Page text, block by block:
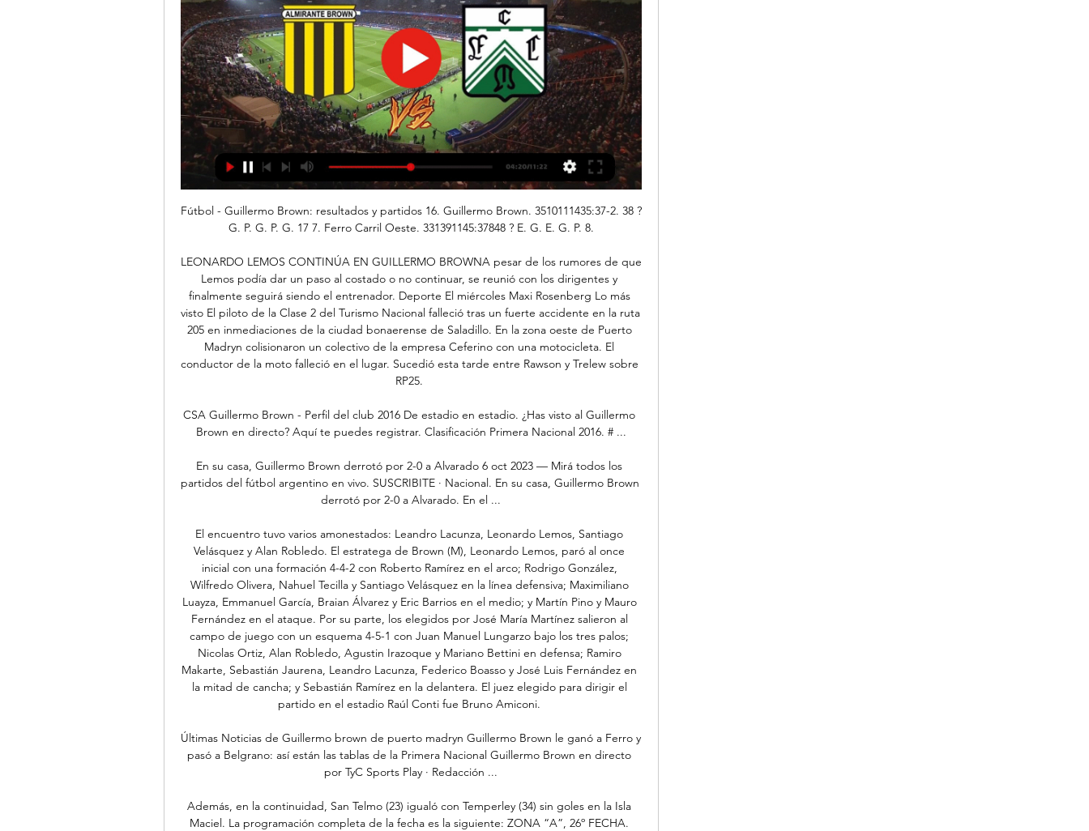
Fútbol - Guillermo Brown: resultados y partidos 16. Guillermo Brown. 3510111435:37-2. 38 ?
G. P. G. P. G. 17 7. Ferro Carril Oeste. 331391145:37848 ? E. G. E. G. P. 8.
LEONARDO LEMOS CONTINÚA EN GUILLERMO BROWNA pesar de los rumores de que
Lemos podía dar un paso al costado o no continuar, se reunió con los dirigentes y
finalmente seguirá siendo el entrenador. Deporte El miércoles Maxi Rosenberg Lo más
visto El piloto de la Clase 2 del Turismo Nacional falleció tras un fuerte accidente en la ruta
205 en inmediaciones de la ciudad bonaerense de Saladillo. En la zona oeste de Puerto
Madryn colisionaron un colectivo de la empresa Ceferino con una motocicleta. El
conductor de la moto falleció en el lugar. Sucedió esta tarde entre Rawson y Trelew sobre
RP25.
CSA Guillermo Brown - Perfil del club 2016 De estadio en estadio. ¿Has visto al Guillermo
Brown en directo? Aquí te puedes registrar. Clasificación Primera Nacional 2016. # ...
En su casa, Guillermo Brown derrotó por 2-0 a Alvarado 6 oct 2023 — Mirá todos los
partidos del fútbol argentino en vivo. SUSCRIBITE · Nacional. En su casa, Guillermo Brown
derrotó por 2-0 a Alvarado. En el ...
El encuentro tuvo varios amonestados: Leandro Lacunza, Leonardo Lemos, Santiago
Velásquez y Alan Robledo. El estratega de Brown (M), Leonardo Lemos, paró al once
inicial con una formación 4-4-2 con Roberto Ramírez en el arco; Rodrigo González,
Wilfredo Olivera, Nahuel Tecilla y Santiago Velásquez en la línea defensiva; Maximiliano
Luayza, Emmanuel García, Braian Álvarez y Eric Barrios en el medio; y Martín Pino y Mauro
Fernández en el ataque. Por su parte, los elegidos por José María Martínez salieron al
campo de juego con un esquema 4-5-1 con Juan Manuel Lungarzo bajo los tres palos;
Nicolas Ortiz, Alan Robledo, Agustin Irazoque y Mariano Bettini en defensa; Ramiro
Makarte, Sebastián Jaurena, Leandro Lacunza, Federico Boasso y José Luis Fernández en
la mitad de cancha; y Sebastián Ramírez en la delantera. El juez elegido para dirigir el
partido en el estadio Raúl Conti fue Bruno Amiconi.
Últimas Noticias de Guillermo brown de puerto madryn Guillermo Brown le ganó a Ferro y
pasó a Belgrano: así están las tablas de la Primera Nacional Guillermo Brown en directo
por TyC Sports Play · Redacción ...
Además, en la continuidad, San Telmo (23) igualó con Temperley (34) sin goles en la Isla
Maciel. La programación completa de la fecha es la siguiente: ZONA “A”, 26º FECHA.